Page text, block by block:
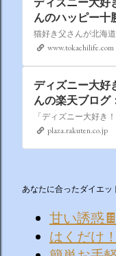
んのハッピー十
www.tokachilife.com
ディズニー大好
んの楽天ブログ
plaza.rakuten.co.jp
あなたに合ったダイエッ
甘い誘惑
はくだけ